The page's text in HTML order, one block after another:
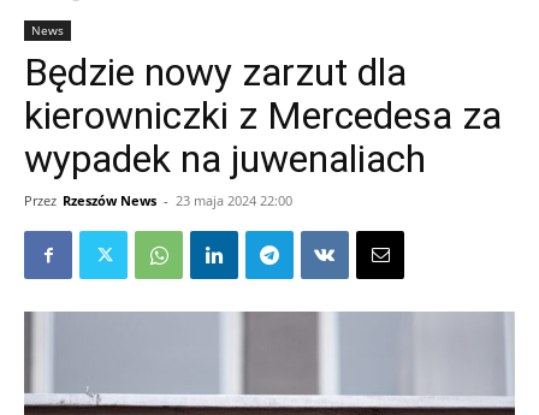
News
Będzie nowy zarzut dla
kierowniczki z Mercedesa za
wypadek na juwenaliach
Przez Rzeszów News - 23 maja 2024 22:00